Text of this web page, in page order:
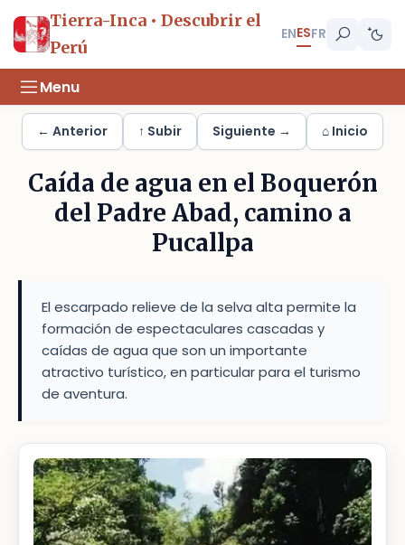
Tierra-Inca • Descubrir el
Perú
ENESFR
Menu
← Anterior ↑ Subir Siguiente → ⌂ Inicio
Caída de agua en el Boquerón
del Padre Abad, camino a
Pucallpa
El escarpado relieve de la selva alta permite la
formación de espectaculares cascadas y
caídas de agua que son un importante
atractivo turístico, en particular para el turismo
de aventura.